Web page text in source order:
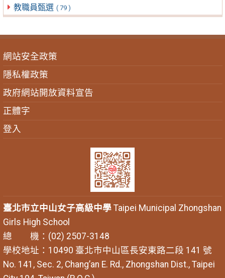
教職員甄選 ( 79 )
網站安全政策
隱私權政策
政府網站開放資料宣告
正體字
登入
臺北市立中山女子高級中學Taipei Municipal Zhongshan
Girls High School
總 機：(02) 2507-3148
學校地址：10490 臺北市中山區長安東路二段 141 號
No. 141, Sec. 2, Chang’an E. Rd., Zhongshan Dist., Taipei